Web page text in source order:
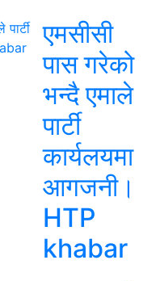
एमसीसी
पास गरेको
भन्दै एमाले
पार्टी
कार्यलयमा
आगजनी।
HTP
khabar